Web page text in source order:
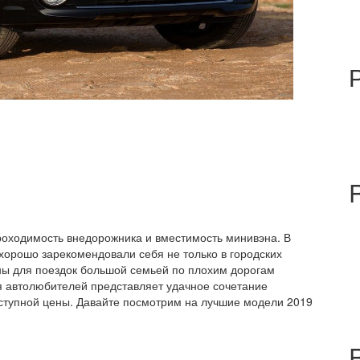
внедорожника и вместимость минивэна. В
зарекомендовали себя не только в городских
для поездок большой семьей по плохим дорогам
представляет удачное сочетание
цены. Давайте посмотрим на лучшие модели 2019